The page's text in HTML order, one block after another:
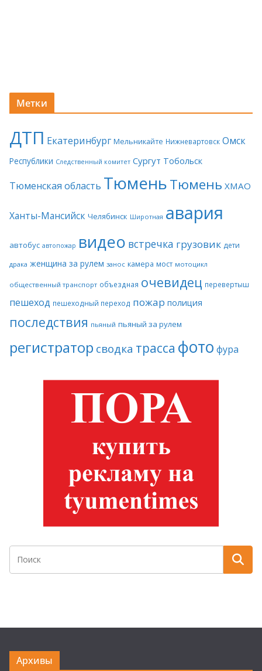
Метки
ДТП Екатеринбург Мельникайте Нижневартовск Омск
Республики Следственный комитет Сургут Тобольск
Тюменская область ТюменьТюмень ХМАО
Ханты-Мансийск Челябинск Широтная авария
автобус автопожар видео встречка грузовик дети
драка женщина за рулем занос камера мост мотоцикл
общественный транспорт объездная очевидец перевертыш
пешеход пешеходный переход пожар полиция
последствия пьяный пьяный за рулем
регистратор сводка трасса фото фура
Архивы